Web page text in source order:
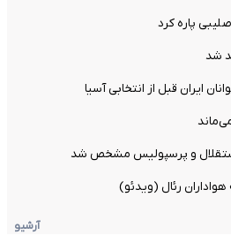
پاره کرد
شد
ایران قبل از انتخابی آسیا
استقلال و پرسپولیس مشخص شد
رئال (ویدئو)
آرشیو